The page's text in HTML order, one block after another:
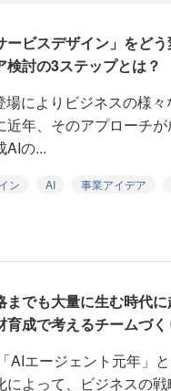
ービスデザイン」をど
検討の3ステップとは？
によりビジネスの様
近年、そのアプローチ
AIの...
ン AI 事業アイデア
までも大量に生む時代
育成で考えるチームづく
AIエージェント元年」
によって、ビジネスの